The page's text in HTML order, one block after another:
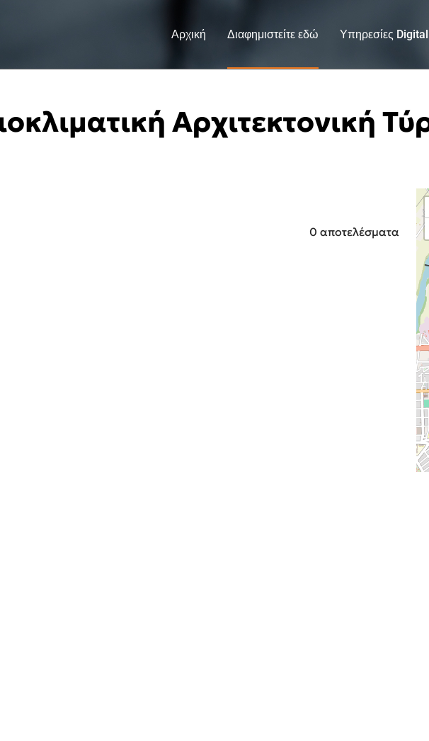
Αρχική Διαφημιστείτε εδώ Υπηρεσίες Digital
Αρχιτεκτονική
0 αποτελέσματα